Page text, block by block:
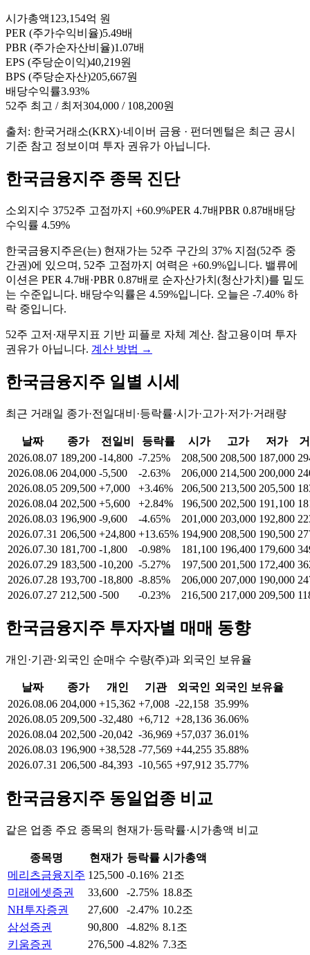
시가총액123,154억 원
PER (주가수익비율)5.49배
PBR (주가순자산비율)1.07배
EPS (주당순이익)40,219원
BPS (주당순자산)205,667원
배당수익률3.93%
52주 최고 / 최저304,000 / 108,200원
출처: 한국거래소(KRX)·네이버 금융 · 펀더멘털은 최근 공시
기준 참고 정보이며 투자 권유가 아닙니다.
한국금융지주 종목 진단
소외지수 3752주 고점까지 +60.9%PER 4.7배PBR 0.87배 배당
수익률 4.59%
한국금융지주은(는) 현재가는 52주 구간의 37% 지점(52주 중
간권)에 있으며, 52주 고점까지 여력은 +60.9%입니다. 밸류에
이션은 PER 4.7배·PBR 0.87배로 순자산가치(청산가치)를 밑도
는 수준입니다. 배당수익률은 4.59%입니다. 오늘은 -7.40% 하
락 중입니다.
52주 고저·재무지표 기반 피플로 자체 계산. 참고용이며 투자
권유가 아닙니다. 계산 방법 →
한국금융지주 일별 시세
최근 거래일 종가·전일대비·등락률·시가·고가·저가·거래량
날짜 종가 전일비 등락률 시가 고가 저가
2026.08.07 189,200 -14,800 -7.25% 208,500 208,500 187,000
2026.08.06 204,000 -5,500 -2.63% 206,000 214,500 200,000
2026.08.05 209,500 +7,000 +3.46% 206,500 213,500 205,500
2026.08.04 202,500 +5,600 +2.84% 196,500 202,500 191,100
2026.08.03 196,900 -9,600 -4.65% 201,000 203,000 192,800
2026.07.31 206,500 +24,800 +13.65% 194,900 208,500 190,500
2026.07.30 181,700 -1,800 -0.98% 181,100 196,400 179,600
2026.07.29 183,500 -10,200 -5.27% 197,500 201,500 172,400
2026.07.28 193,700 -18,800 -8.85% 206,000 207,000 190,000
2026.07.27 212,500 -500 -0.23% 216,500 217,000 209,500
한국금융지주 투자자별 매매 동향
개인·기관·외국인 순매수 수량(주)과 외국인 보유율
날짜 종가 개인 기관 외국인 외국인 보유율
2026.08.06 204,000 +15,362 +7,008 -22,158 35.99%
2026.08.05 209,500 -32,480 +6,712 +28,136 36.06%
2026.08.04 202,500 -20,042 -36,969 +57,037 36.01%
2026.08.03 196,900 +38,528 -77,569 +44,255 35.88%
2026.07.31 206,500 -84,393 -10,565 +97,912 35.77%
한국금융지주 동일업종 비교
같은 업종 주요 종목의 현재가·등락률·시가총액 비교
종목명 현재가 등락률 시가총액
메리츠금융지주 125,500 -0.16% 21조
미래에셋증권
33,600 -2.75% 18.8조
NH투자증권
27,600 -2.47% 10.2조
삼성증권
90,800 -4.82% 8.1조
키움증권
276,500 -4.82% 7.3조